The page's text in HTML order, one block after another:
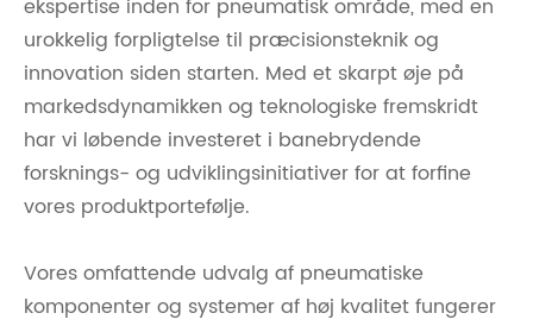
ekspertise inden for pneumatisk område, med en
urokkelig forpligtelse til præcisionsteknik og
innovation siden starten. Med et skarpt øje på
markedsdynamikken og teknologiske fremskridt
har vi løbende investeret i banebrydende
forsknings- og udviklingsinitiativer for at forfine
vores produktportefølje.
Vores omfattende udvalg af pneumatiske
komponenter og systemer af høj kvalitet fungerer